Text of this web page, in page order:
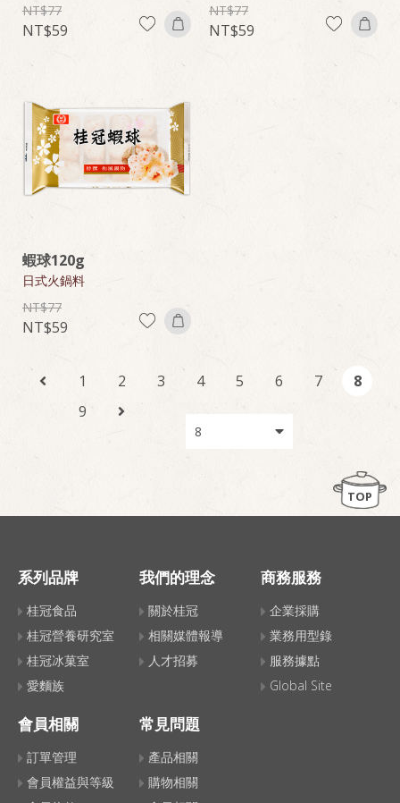
77
59
77
59
蝦球120g
日式火鍋料
77
59
1 2 3 4 5 6 7
8
9
TOP
系列品牌
桂冠食品
桂冠營養研究室
桂冠冰菓室
愛麵族
我們的理念
關於桂冠
相關媒體報導
人才招募
商務服務
企業採購
業務用型錄
服務據點
Global Site
會員相關
訂單管理
會員權益與等級
常見問題
產品相關
購物相關